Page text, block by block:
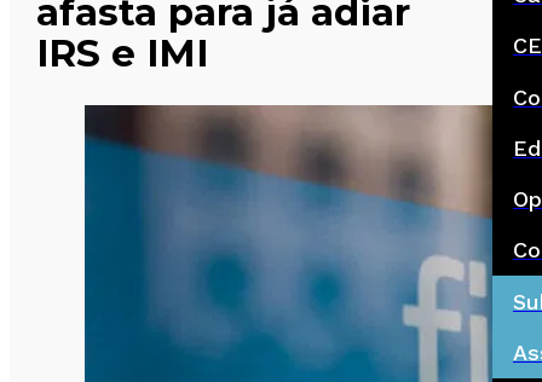
afasta para já adiar
IRS e IMI